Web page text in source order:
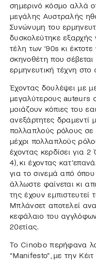
σημερινό κόσμο αλλά
μεγάλης Αυστραλής
Συνώνυμη του
δυσκολεύτηκε εξαρχής
τέλη των ‘90s κι
σκηνοθέτη που
ερμηνευτική τέχνη στο
Έχοντας δουλέψει με
μεγαλύτερους auteurs
μοιάζουν κόπιες του
ανεξάρτητες δραμεντί
πολλαπλούς ρόλους σε
μέχρι πολλαπλούς
έχοντας κερδίσει για
4), κι έχοντας
για το σινεμά από
άλλωστε φαίνεται κι
της έχουν εμπιστευτεί
Μπλάνσετ αποτελεί
κεφάλαιο του
20ετίας.
Το Cinobo περήφανα
“Manifesto”, με την